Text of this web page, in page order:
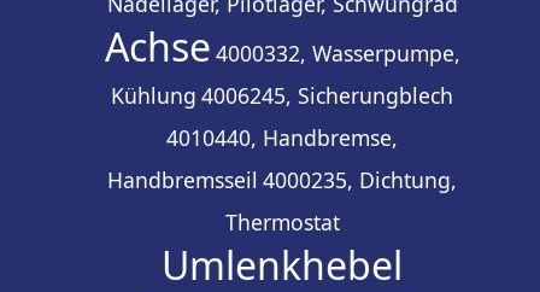
Achse 4000332, Wasserpumpe,
Kühlung 4006245, Sicherungblech
4010440, Handbremse,
Handbremsseil 4000235, Dichtung,
Thermostat
Umlenkhebel